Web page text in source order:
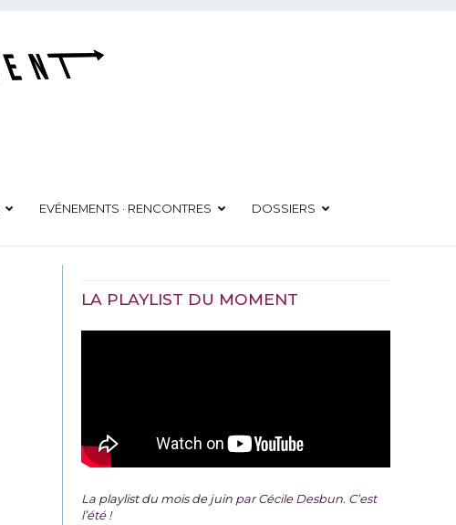
EVÉNEMENTS · RENCONTRES DOSSIERS
LA PLAYLIST DU MOMENT
La playlist du mois de juin par Cécile Desbun. C’est
l’été !